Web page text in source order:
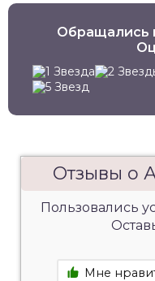
Обращались
Отзывы о
Пользовались
Мне